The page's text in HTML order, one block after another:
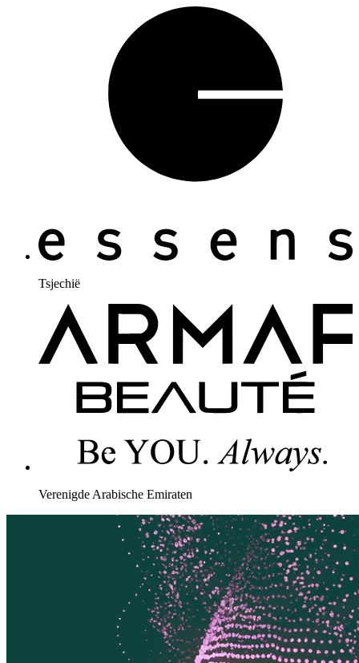
Tsjechië
Verenigde Arabische Emiraten